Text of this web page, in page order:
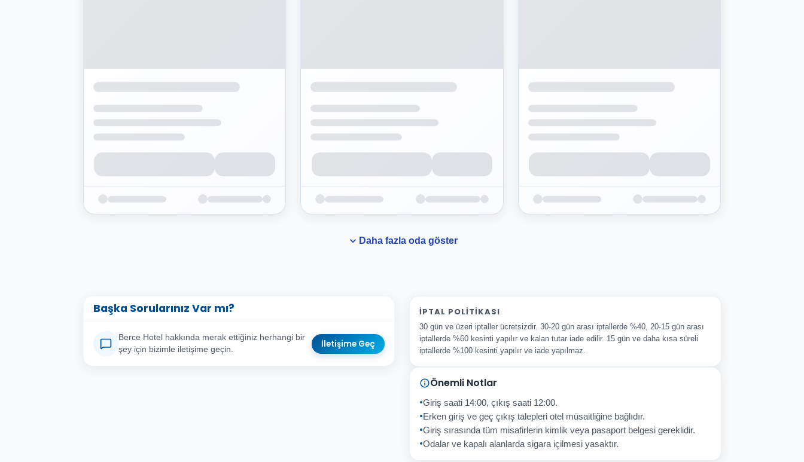
Daha fazla oda göster
Başka Sorularınız Var mı?
Berce Hotel hakkında merak ettiğiniz herhangi bir
şey için bizimle iletişime geçin.
İletişime Geç
İPTAL POLITIKASI
30 gün ve üzeri iptaller ücretsizdir. 30-20 gün arası iptallerde %40, 20-15 gün arası
iptallerde %60 kesinti yapılır ve kalan tutar iade edilir. 15 gün ve daha kısa süreli
iptallerde %100 kesinti yapılır ve iade yapılmaz.
Önemli Notlar
Giriş saati 14:00, çıkış saati 12:00.
Erken giriş ve geç çıkış talepleri otel müsaitliğine bağlıdır.
Giriş sırasında tüm misafirlerin kimlik veya pasaport belgesi gereklidir.
Odalar ve kapalı alanlarda sigara içilmesi yasaktır.